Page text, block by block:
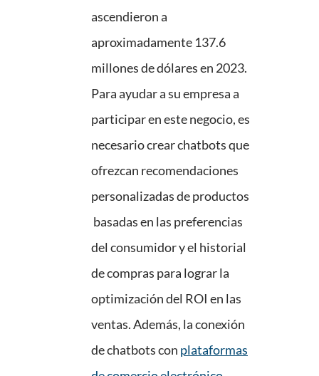
ascendieron a
aproximadamente 137.6
millones de dólares en 2023.
Para ayudar a su empresa a
participar en este negocio, es
necesario crear chatbots que
ofrezcan recomendaciones
personalizadas de productos
basadas en las preferencias
del consumidor y el historial
de compras para lograr la
optimización del ROI en las
ventas. Además, la conexión
de chatbots con plataformas